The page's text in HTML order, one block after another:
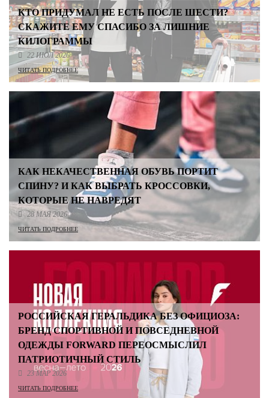
КТО ПРИДУМАЛ НЕ ЕСТЬ ПОСЛЕ ШЕСТИ?
СКАЖИТЕ ЕМУ СПАСИБО ЗА ЛИШНИЕ
КИЛОГРАММЫ
22 ИЮЛ 2026
ЧИТАТЬ ПОДРОБНЕЕ
КАК НЕКАЧЕСТВЕННАЯ ОБУВЬ ПОРТИТ
СПИНУ? И КАК ВЫБРАТЬ КРОССОВКИ,
КОТОРЫЕ НЕ НАВРЕДЯТ
28 МАЯ 2026
ЧИТАТЬ ПОДРОБНЕЕ
РОССИЙСКАЯ ГЕРАЛЬДИКА БЕЗ ОФИЦИОЗА:
БРЕНД СПОРТИВНОЙ И ПОВСЕДНЕВНОЙ
ОДЕЖДЫ FORWARD ПЕРЕОСМЫСЛИЛ
ПАТРИОТИЧНЫЙ СТИЛЬ
23 МАР 2026
ЧИТАТЬ ПОДРОБНЕЕ